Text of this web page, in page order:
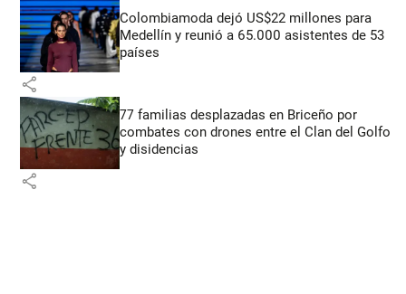
Colombiamoda dejó US$22 millones para
Medellín y reunió a 65.000 asistentes de 53
países
share
77 familias desplazadas en Briceño por
combates con drones entre el Clan del Golfo
y disidencias
share